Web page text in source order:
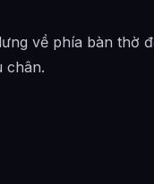
về phía bàn thờ
chân.